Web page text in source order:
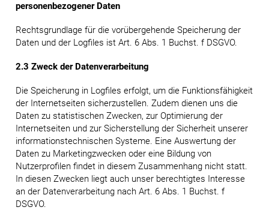
personenbezogener Daten
Rechtsgrundlage für die vorübergehende Speicherung der
Daten und der Logfiles ist Art. 6 Abs. 1 Buchst. f DSGVO.
2.3 Zweck der Datenverarbeitung
Die Speicherung in Logfiles erfolgt, um die Funktionsfähigkeit
der Internetseiten sicherzustellen. Zudem dienen uns die
Daten zu statistischen Zwecken, zur Optimierung der
Internetseiten und zur Sicherstellung der Sicherheit unserer
informationstechnischen Systeme. Eine Auswertung der
Daten zu Marketingzwecken oder eine Bildung von
Nutzerprofilen findet in diesem Zusammenhang nicht statt.
In diesen Zwecken liegt auch unser berechtigtes Interesse
an der Datenverarbeitung nach Art. 6 Abs. 1 Buchst. f
DSGVO.